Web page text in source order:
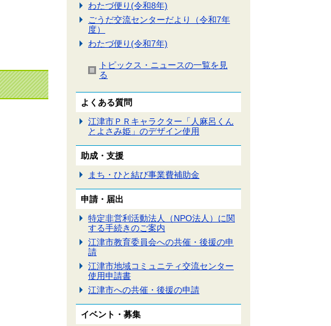
わたづ便り(令和8年)
ごうだ交流センターだより（令和7年
度）
わたづ便り(令和7年)
トピックス・ニュースの一覧を見
る
よくある質問
江津市ＰＲキャラクター「人麻呂くん
とよさみ姫」のデザイン使用
助成・支援
まち・ひと結び事業費補助金
申請・届出
特定非営利活動法人（NPO法人）に関
する手続きのご案内
江津市教育委員会への共催・後援の申
請
江津市地域コミュニティ交流センター
使用申請書
江津市への共催・後援の申請
イベント・募集